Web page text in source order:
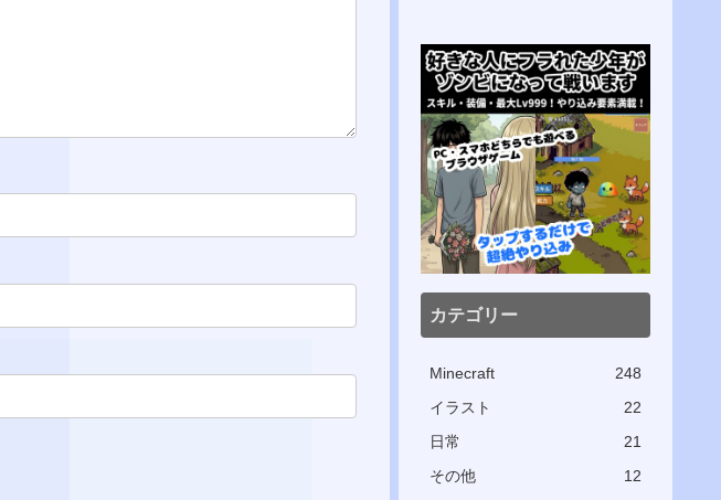
カテゴリー
Minecraft
248
イラスト
22
日常
21
その他
12